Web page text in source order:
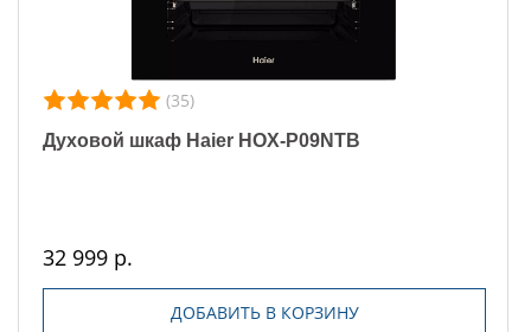
(35)
Духовой шкаф Haier HOX-P09NTB
32 999 р.
ДОБАВИТЬ В КОРЗИНУ